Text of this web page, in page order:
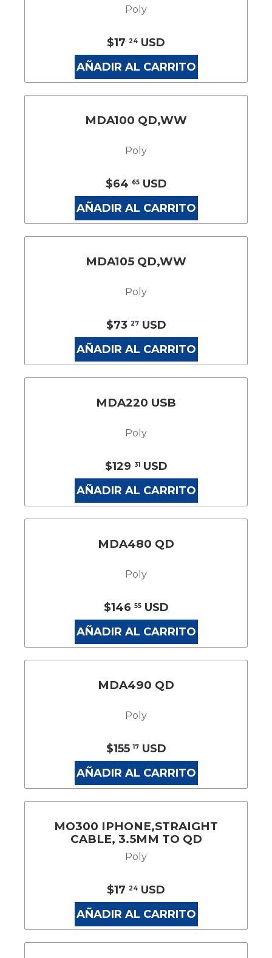
Poly
$17 24 USD
AÑADIR AL CARRITO
MDA100 QD,WW
Poly
$64 65USD
AÑADIR AL CARRITO
MDA105 QD,WW
Poly
$73 27USD
AÑADIR AL CARRITO
MDA220 USB
Poly
$129 31USD
AÑADIR AL CARRITO
MDA480 QD
Poly
$146 55USD
AÑADIR AL CARRITO
MDA490 QD
Poly
$15517USD
AÑADIR AL CARRITO
MO300 IPHONE,STRAIGHT
CABLE, 3.5MM TO QD
Poly
$17 24 USD
AÑADIR AL CARRITO